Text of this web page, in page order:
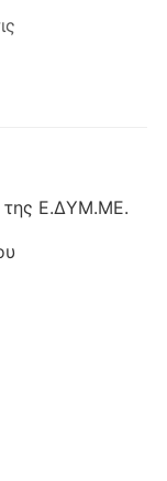
της Ε.ΔΥΜ.ΜΕ.